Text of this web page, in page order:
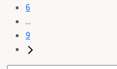
6
...
9